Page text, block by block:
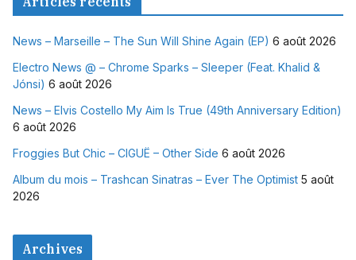
News – Marseille – The Sun Will Shine Again (EP) 6 août 2026
Electro News @ – Chrome Sparks – Sleeper (Feat. Khalid &
Jónsi) 6 août 2026
News – Elvis Costello My Aim Is True (49th Anniversary Edition)
6 août 2026
Froggies But Chic – CIGUË – Other Side 6 août 2026
Album du mois – Trashcan Sinatras – Ever The Optimist 5 août
2026
Archives